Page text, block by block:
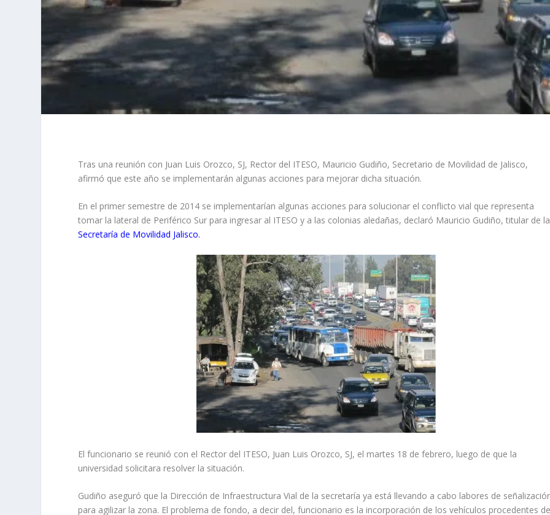
Tras una reunión con Juan Luis Orozco, SJ, Rector del ITESO, Mauricio Gudiño, Secretario de Movilidad de Jalisco,
afirmó que este año se implementarán algunas acciones para mejorar dicha situación.
En el primer semestre de 2014 se implementarían algunas acciones para solucionar el conflicto vial que representa
tomar la lateral de Periférico Sur para ingresar al ITESO y a las colonias aledañas, declaró Mauricio Gudiño, titular de la
Secretaría de Movilidad Jalisco.
El funcionario se reunió con el Rector del ITESO, Juan Luis Orozco, SJ, el martes 18 de febrero, luego de que la
universidad solicitara resolver la situación.
Gudiño aseguró que la Dirección de Infraestructura Vial de la secretaría ya está llevando a cabo labores de
para agilizar la zona. El problema de fondo, a decir del, funcionario es la incorporación de los vehículos procedentes